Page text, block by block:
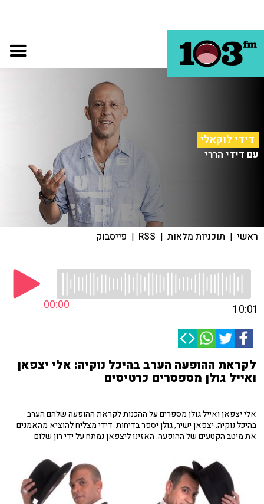
דידי לוקאלי
עם דידי הררי
ראשי | תוכניות מלאות |
RSS
| פייסבוק
00:00 10:01
לקראת ההופעה הערב בהיכל נוקיה: אלי יצפאן
ואייל גולן מספסרים כרטיסים
אלי יצפאן ואייל גולן מספרים על ההכנות לקראת ההופעה שלהם הערב
בהיכל נוקיה. יצפאן ישיר, גולן יספר בדיחות. דידי מצליח להוציא מהאמנים
את מיטב הקטעים של ההופעה. האזינו ליצפאן נמתח על ידי רון שלום